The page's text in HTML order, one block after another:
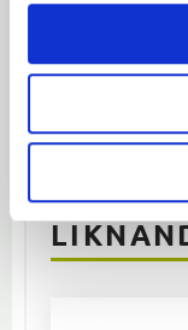
Dela med
Facebook
Bli den första